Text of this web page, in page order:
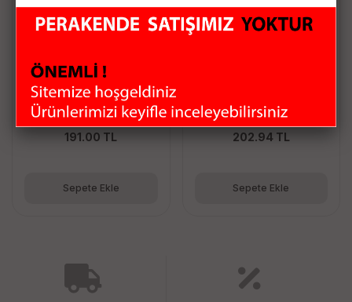
Torima D-05 1+1 USB
Mini Hoparlör (5 Watt *
4 Ohm)
191.00 TL
Sepete Ekle
Kablolu Speaker
202.94 TL
Sepete Ekle